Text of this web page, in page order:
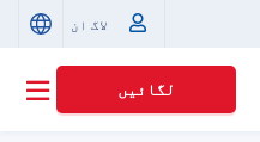
لاگ ان
لگائیں